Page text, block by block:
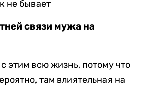
не бывает
связи мужа на
этим всю жизнь, потому что
там влиятельная на